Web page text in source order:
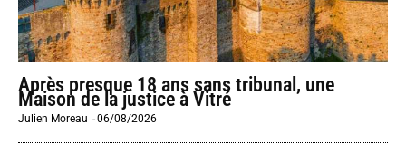
Après presque 18 ans sans tribunal, une
Maison de la justice à Vitré
Julien Moreau -06/08/2026